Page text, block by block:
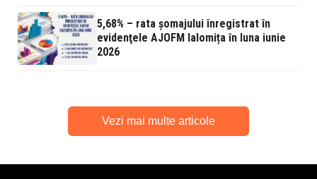
5,68% – rata şomajului înregistrat în
evidenţele AJOFM Ialomița în luna iunie
2026
Vezi mai multe articole